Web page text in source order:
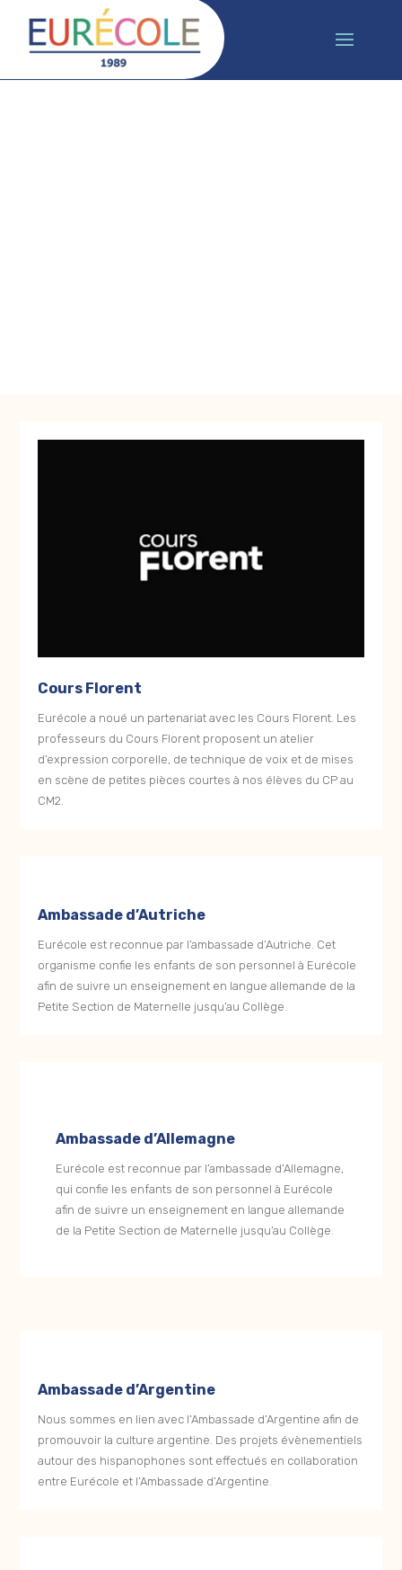
Cours Florent
Eurécole a noué un partenariat avec les Cours Florent. Les
professeurs du Cours Florent proposent un atelier
d’expression corporelle, de technique de voix et de mises
en scène de petites pièces courtes à nos élèves du CP au
CM2.
Ambassade d’Autriche
Eurécole est reconnue par l’ambassade d’Autriche. Cet
organisme confie les enfants de son personnel à Eurécole
afin de suivre un enseignement en langue allemande de la
Petite Section de Maternelle jusqu’au Collège.
Ambassade d’Allemagne
Eurécole est reconnue par l’ambassade d’Allemagne,
qui confie les enfants de son personnel à Eurécole
afin de suivre un enseignement en langue allemande
de la Petite Section de Maternelle jusqu’au Collège.
Ambassade d’Argentine
Nous sommes en lien avec l’Ambassade d’Argentine afin de
promouvoir la culture argentine. Des projets évènementiels
autour des hispanophones sont effectués en collaboration
entre Eurécole et l’Ambassade d’Argentine.